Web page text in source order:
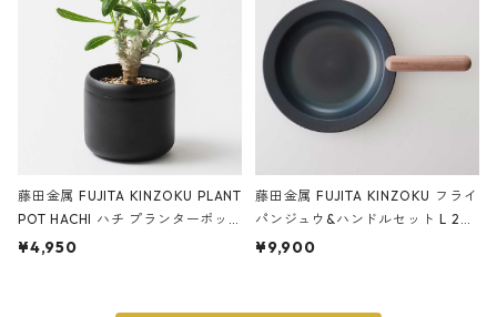
藤田金属 FUJITA KINZOKU PLANT
POT HACHI ハチ プランターポッ
ト 3号 ブラック
¥4,950
藤田金属 FUJITA KINZOKU フライ
パンジュウ&ハンドルセット L 24c
m ガス火・IH対応 鉄フライパン
¥9,900